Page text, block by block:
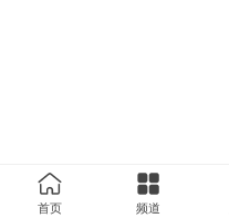
首页 频道